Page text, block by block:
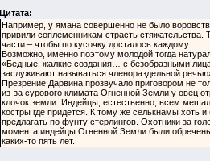
Цитата:
Например, у ямана совершенно не было
привили соплеменникам страсть
части – чтобы по кусочку досталось каждому.
Возможно, именно поэтому молодой тогда
«Бедные, жалкие создания… с безобразными
заслуживают называться членораздельной
Презрение Дарвина прозвучало приговором не
из-за сурового климата Огненной Земли у овец
клочок земли. Индейцы, естественно, всем
костры где придется. К тому же селькнамы хоть
предлагать по фунту стерлингов. Охотники за
момента индейцы Огненной Земли были
каких-то пять лет.